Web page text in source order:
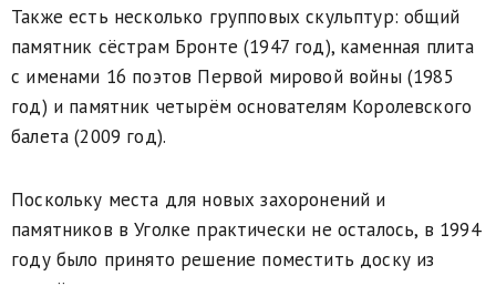
Также есть несколько групповых скульптур: общий
памятник сёстрам Бронте (1947 год), каменная плита
с именами 16 поэтов Первой мировой войны (1985
год) и памятник четырём основателям Королевского
балета (2009 год).
Поскольку места для новых захоронений и
памятников в Уголке практически не осталось, в 1994
году было принято решение поместить доску из